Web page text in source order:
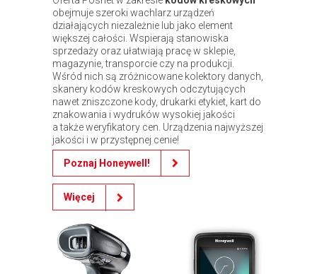
obejmuje szeroki wachlarz urządzeń
działających niezależnie lub jako element
większej całości. Wspierają stanowiska
sprzedaży oraz ułatwiają pracę w sklepie,
magazynie, transporcie czy na produkcji.
Wśród nich są zróżnicowane kolektory danych,
skanery kodów kreskowych odczytujących
nawet zniszczone kody, drukarki etykiet, kart do
znakowania i wydruków wysokiej jakości
a także weryfikatory cen. Urządzenia najwyższej
jakości i w przystępnej cenie!
Poznaj Honeywell!
Więcej